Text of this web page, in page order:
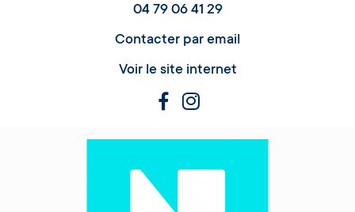
04 79 06 41 29
Contacter par email
Voir le site internet